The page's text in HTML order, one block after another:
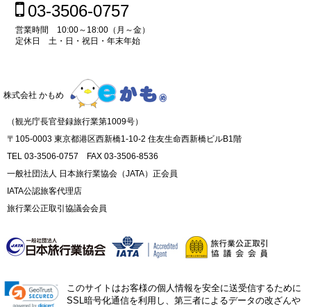
03-3506-0757
営業時間 10:00～18:00（月～金）
定休日 土・日・祝日・年末年始
株式会社 かもめ
（観光庁長官登録旅行業第1009号）
〒105-0003 東京都港区西新橋1-10-2 住友生命西新橋ビルB1階
TEL 03-3506-0757 FAX 03-3506-8536
一般社団法人 日本旅行業協会（JATA）正会員
IATA公認旅客代理店
旅行業公正取引協議会会員
このサイトはお客様の個人情報を安全に送受信するために
SSL暗号化通信を利用し、第三者によるデータの改ざんや